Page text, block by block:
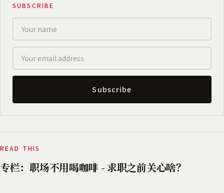
SUBSCRIBE
Subscribe
READ THIS
专栏：职场不用喝咖啡 - 求职之前关心啥？